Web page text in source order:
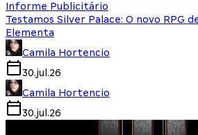
Informe Publicitário
Testamos Silver Palace: O novo RPG
Elementa
Camila Hortencio
30.jul.26
Camila Hortencio
30.jul.26